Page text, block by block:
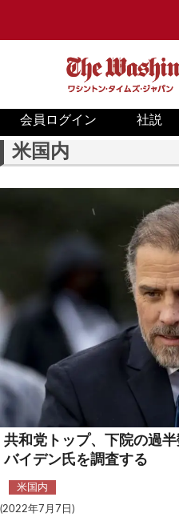
ニュース
ホワイトハウス
COVID-19
米国内
国際
安全保障
ビジネス・経済
カルチャー
ポリシー
会員ログイン 社説
米国内
共和党トップ、下院の過
バイデン氏を調査する
米国内
(2022年7月7日)